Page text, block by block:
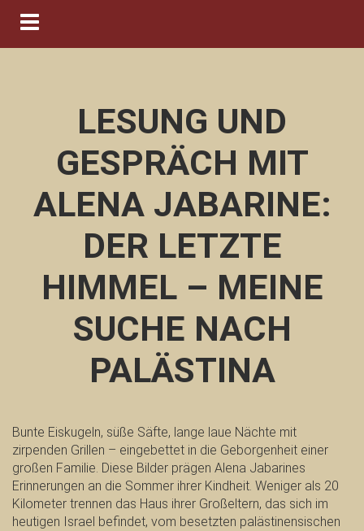
Navigation ein-/ausblenden
LESUNG UND
GESPRÄCH MIT
ALENA JABARINE:
DER LETZTE
HIMMEL – MEINE
SUCHE NACH
PALÄSTINA
Bunte Eiskugeln, süße Säfte, lange laue Nächte mit
zirpenden Grillen – eingebettet in die Geborgenheit einer
großen Familie. Diese Bilder prägen Alena Jabarines
Erinnerungen an die Sommer ihrer Kindheit. Weniger als 20
Kilometer trennen das Haus ihrer Großeltern, das sich im
heutigen Israel befindet, vom besetzten palästinensischen